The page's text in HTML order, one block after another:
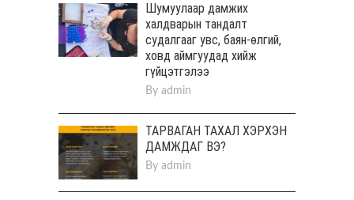
Шумуулаар дамжих
халдварын тандалт
судалгааг увс, баян-өлгий,
ховд аймгуудад хийж
гүйцэтгэлээ
By admin
ТАРВАГАН ТАХАЛ ХЭРХЭН
ДАМЖДАГ ВЭ?
By admin